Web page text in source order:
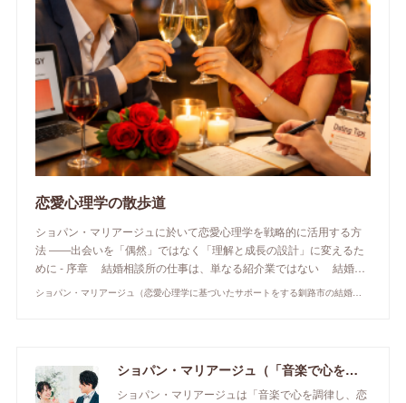
恋愛心理学の散歩道
ショパン・マリアージュに於いて恋愛心理学を戦略的に活用する方
法 ――出会いを「偶然」ではなく「理解と成長の設計」に変えるた
めに - 序章 結婚相談所の仕事は、単なる紹介業ではない 結婚…
ショパン・マリアージュ（恋愛心理学に基づいたサポートをする釧路市の結婚相談所）/ 全国結婚相談事業者連盟正規加盟店 / cherry-piano.com
ショパン・マリアージュ（「音楽で心を調律し恋愛心理学でご縁を育てる」釧路市の結婚相談所）/ 全国結婚相談事業者連盟正規加盟店 / cherry-piano.com
ショパン・マリアージュは「音楽で心を調律し、恋